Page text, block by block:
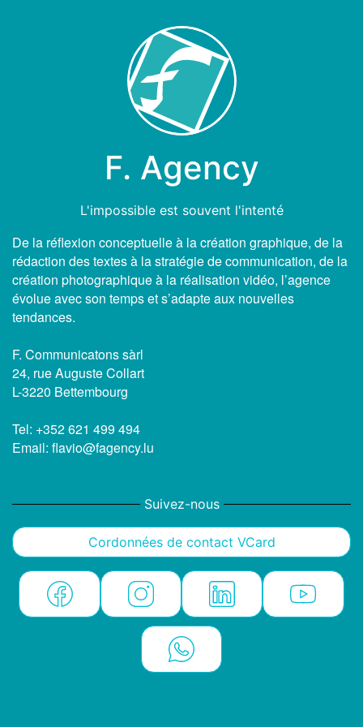
F. Agency
L'impossible est souvent l'intenté
De la réflexion conceptuelle à la création graphique, de la
rédaction des textes à la stratégie de communication, de la
création photographique à la réalisation vidéo, l’agence
évolue avec son temps et s’adapte aux nouvelles
tendances.
F. Communicatons sàrl
24, rue Auguste Collart
L-3220 Bettembourg
Tel: +352 621 499 494
Email: flavio@fagency.lu
Suivez-nous
Cordonnées de contact VCard